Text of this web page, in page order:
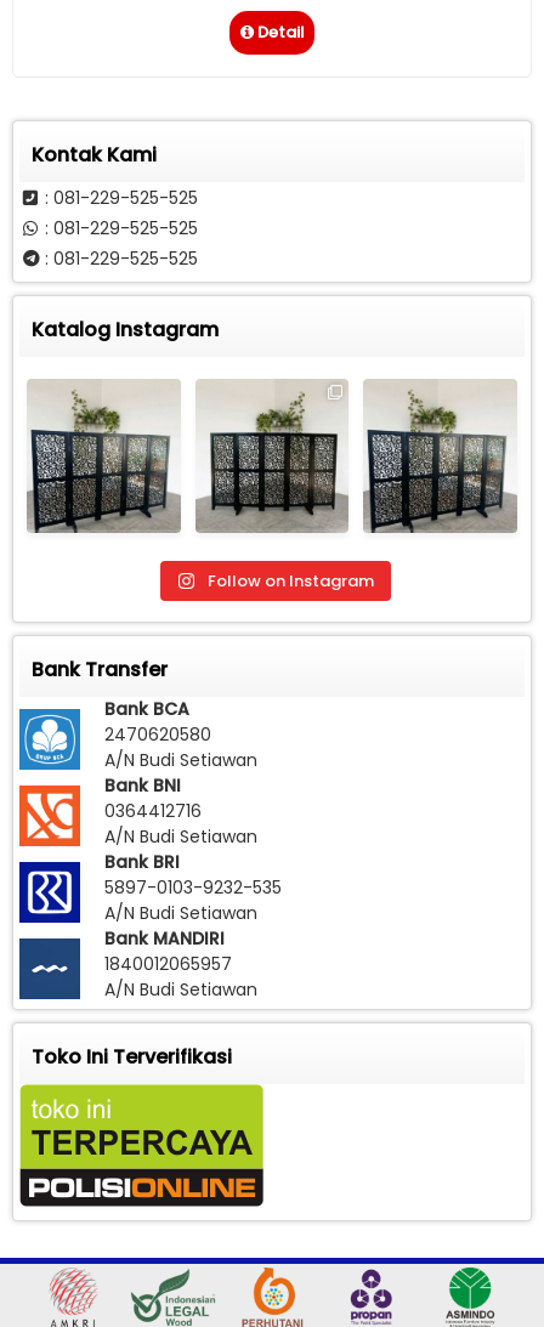
Detail
Kontak Kami
: 081-229-525-525
: 081-229-525-525
: 081-229-525-525
Katalog Instagram
Follow on Instagram
Bank Transfer
Bank BCA
2470620580
A/N Budi Setiawan
Bank BNI
0364412716
A/N Budi Setiawan
Bank BRI
5897-0103-9232-535
A/N Budi Setiawan
Bank MANDIRI
1840012065957
A/N Budi Setiawan
Toko Ini Terverifikasi